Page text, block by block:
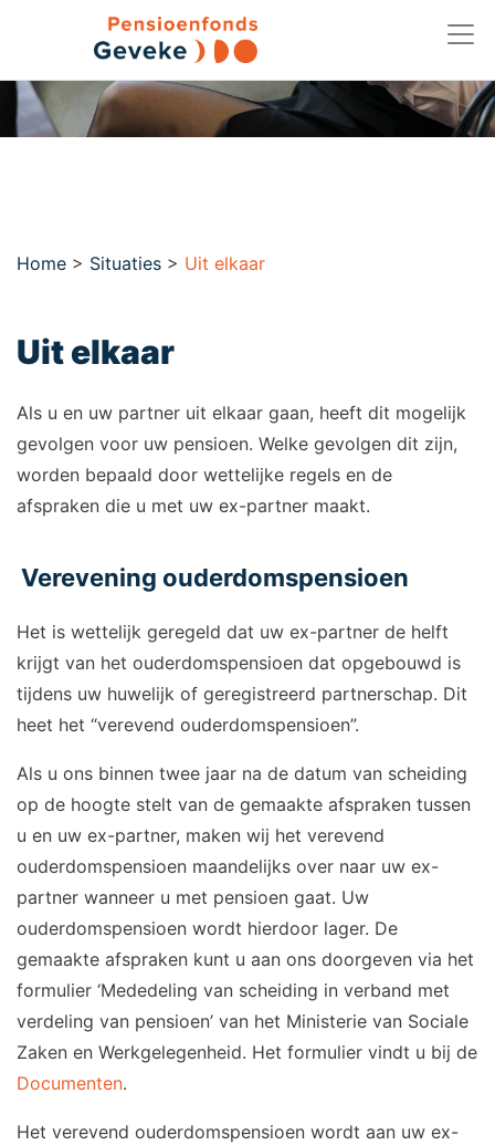
Home > Situaties > Uit elkaar
Uit elkaar
Als u en uw partner uit elkaar gaan, heeft dit mogelijk
gevolgen voor uw pensioen. Welke gevolgen dit zijn,
worden bepaald door wettelijke regels en de
afspraken die u met uw ex-partner maakt.
Verevening ouderdomspensioen
Het is wettelijk geregeld dat uw ex-partner de helft
krijgt van het ouderdomspensioen dat opgebouwd is
tijdens uw huwelijk of geregistreerd partnerschap. Dit
heet het “verevend ouderdomspensioen”.
Als u ons binnen twee jaar na de datum van scheiding
op de hoogte stelt van de gemaakte afspraken tussen
u en uw ex-partner, maken wij het verevend
ouderdomspensioen maandelijks over naar uw ex-
partner wanneer u met pensioen gaat. Uw
ouderdomspensioen wordt hierdoor lager. De
gemaakte afspraken kunt u aan ons doorgeven via het
formulier ‘Mededeling van scheiding in verband met
verdeling van pensioen’ van het Ministerie van Sociale
Zaken en Werkgelegenheid. Het formulier vindt u bij de
Documenten.
Het verevend ouderdomspensioen wordt aan uw ex-